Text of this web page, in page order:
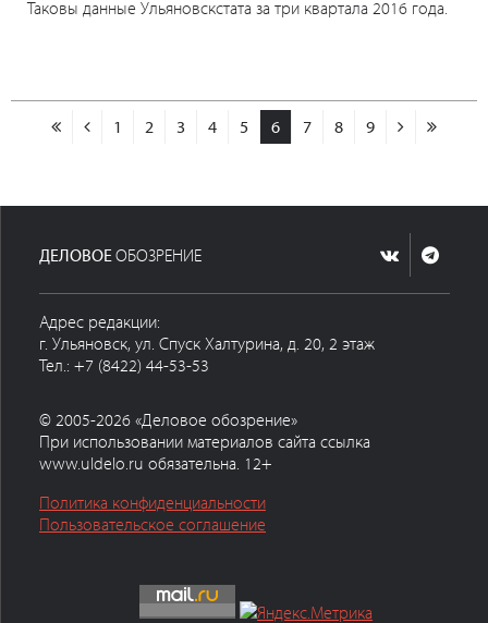
Таковы данные Ульяновскстата за три квартала 2016 года.
1 2 3 4 5 6 7 8 9
ДЕЛОВОЕ ОБОЗРЕНИЕ
Адрес редакции:
г. Ульяновск, ул. Спуск Халтурина, д. 20, 2 этаж
Тел.: +7 (8422) 44-53-53
© 2005-2026 «Деловое обозрение»
При использовании материалов сайта ссылка
www.uldelo.ru обязательна. 12+
Политика конфиденциальности
Пользовательское соглашение